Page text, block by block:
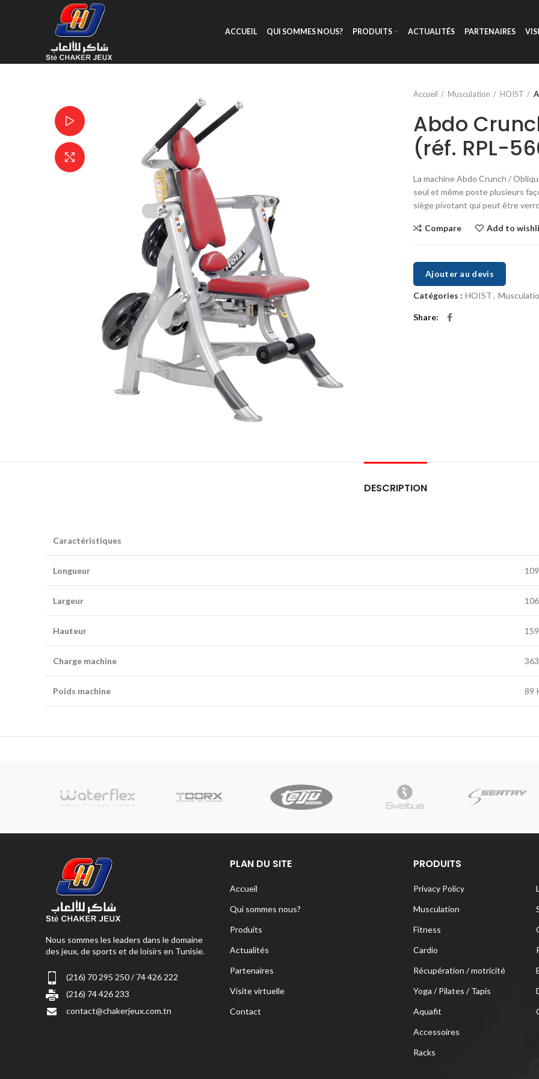
ACCUEIL QUI SOMMES NOUS? PRODUITS ACTUALITÉS PARTENAIRES
Click to enlarge
Accueil Musculation HOIST
Abdo
(réf. RPL-
La machine Abdo Crunch /
seul et même poste plusieurs
siège pivotant qui peut être
Compare Add to
Ajouter au devis
Catégories : HOIST,
Share
DESCRIPTION
Caractéristiques
Longueur
Largeur
Hauteur
Charge machine
Poids machine 89
Nous sommes les leaders dans le domaine
des jeux, de sports et de loisirs en Tunisie.
(216) 70 295 250 / 74 426 222
(216) 74 426 233
contact@chakerjeux.com.tn
PLAN DU SITE
Accueil
Qui sommes nous?
Produits
Actualités
Partenaires
Visite virtuelle
Contact
PRODUITS
Privacy Policy
Musculation
Fitness
Cardio
Récupération / motricité
Yoga / Pilates / Tapis
Aquafit
Accessoires
Racks